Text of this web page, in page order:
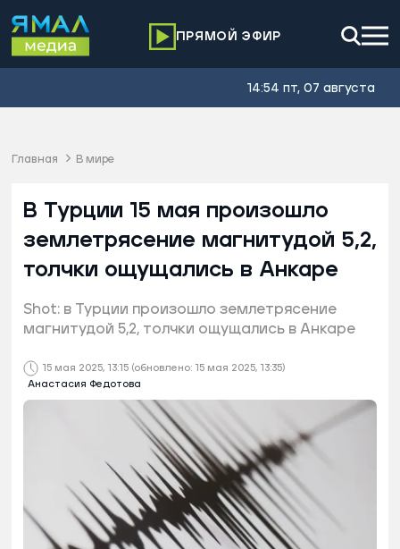
ПРЯМОЙ ЭФИР
14:54 пт, 07 августа
Главная В мире
15 мая 2025, 13:15 (обновлено: 15 мая 2025, 13:35)
Анастасия Федотова
В Турции 15 мая произошло
землетрясение магнитудой 5,2,
толчки ощущались в Анкаре
Shot: в Турции произошло землетрясение
магнитудой 5,2, толчки ощущались в Анкаре